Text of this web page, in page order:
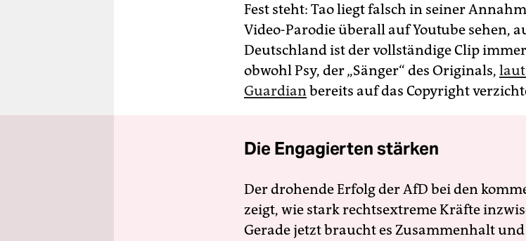
Fest steht: Tao liegt falsch in seiner
Video-Parodie überall auf Youtube sehen,
Deutschland ist der vollständige Clip
obwohl Psy, der „Sänger“ des Originals,
Guardianbereits auf das Copyright
Die Engagierten stärken
Der drohende Erfolg der AfD bei den
zeigt, wie stark rechtsextreme Kräfte
Gerade jetzt braucht es Zusammenhalt